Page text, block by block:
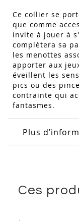
Ce collier se
que comme
invite à jouer à
complètera sa
les menottes
apporter aux
éveillent les
pics ou des
contrainte qui
fantasmes.
Plus
Ces